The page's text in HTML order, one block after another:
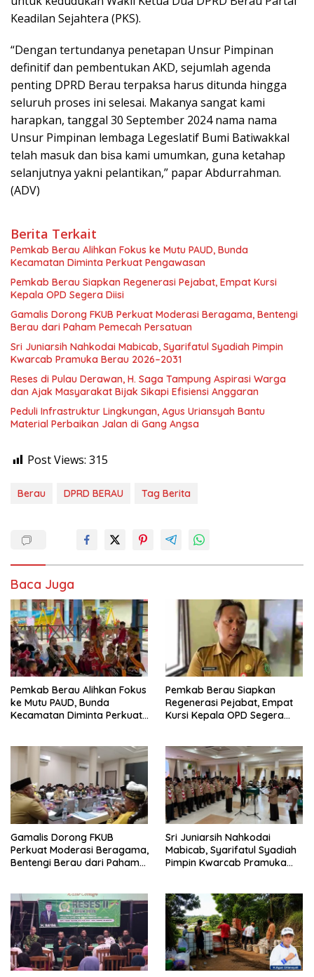
Keadilan Sejahtera (PKS).
“Dengan tertundanya penetapan Unsur Pimpinan
definitif dan pembentukan AKD, sejumlah agenda
penting DPRD Berau terpaksa harus ditunda hingga
seluruh proses ini selesai. Makanya sangat kami
harapkan, tanggal 30 September 2024 nama nama
Unsur Pimpinan lembaga Legeslatif Bumi Batiwakkal
telah masuk dan bisa kami umumkan, guna ketahap
selanjutnya yakni pelantikan,” papar Abdurrahman.
(ADV)
Berita Terkait
Pemkab Berau Alihkan Fokus ke Mutu PAUD, Bunda
Kecamatan Diminta Perkuat Pengawasan
Pemkab Berau Siapkan Regenerasi Pejabat, Empat Kursi
Kepala OPD Segera Diisi
Gamalis Dorong FKUB Perkuat Moderasi Beragama, Bentengi
Berau dari Paham Pemecah Persatuan
Sri Juniarsih Nahkodai Mabicab, Syarifatul Syadiah Pimpin
Kwarcab Pramuka Berau 2026–2031
Reses di Pulau Derawan, H. Saga Tampung Aspirasi Warga
dan Ajak Masyarakat Bijak Sikapi Efisiensi Anggaran
Peduli Infrastruktur Lingkungan, Agus Uriansyah Bantu
Material Perbaikan Jalan di Gang Angsa
Post Views: 315
Berau DPRD BERAU Tag Berita
Baca Juga
Pemkab Berau Alihkan Fokus
ke Mutu PAUD, Bunda
Kecamatan Diminta Perkuat
Pemkab Berau Siapkan
Regenerasi Pejabat, Empat
Kursi Kepala OPD Segera
Gamalis Dorong FKUB
Perkuat Moderasi Beragama,
Bentengi Berau dari Paham
Sri Juniarsih Nahkodai
Mabicab, Syarifatul Syadiah
Pimpin Kwarcab Pramuka